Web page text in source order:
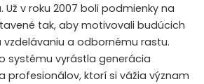
Už v roku 2007 boli podmienky na
tak, aby motivovali budúcich
vzdelávaniu a odbornému rastu.
systému vyrástla generácia
profesionálov, ktorí si vážia význam